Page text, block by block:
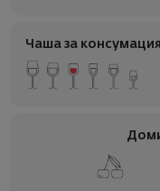
Чаша за консумация